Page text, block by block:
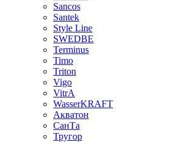
Sancos
Santek
Style Line
SWEDBE
Terminus
Timo
Triton
Vigo
VitrA
WasserKRAFT
Акватон
СанТа
Тругор